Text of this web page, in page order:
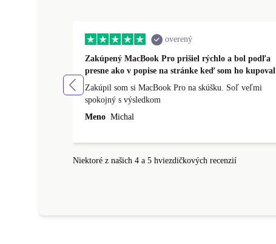
overený
Zakúpený MacBook Pro prišiel rýchlo a bol podľa
presne ako v popise na stránke keď som ho kupoval
Zakúpil som si MacBook Pro na skúšku. Soľ veľmi
spokojný s výsledkom
Meno Michal
Niektoré z našich 4 a 5 hviezdičkových recenzií